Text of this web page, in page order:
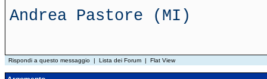
Andrea Pastore (MI)
Rispondi a questo messaggio | Lista dei Forum | Flat View